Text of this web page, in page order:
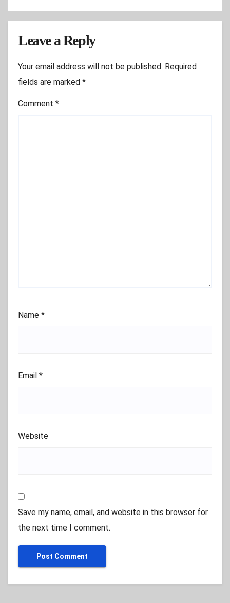
Leave a Reply
Your email address will not be published. Required
fields are marked *
Comment *
Name *
Email *
Website
Save my name, email, and website in this browser for
the next time I comment.